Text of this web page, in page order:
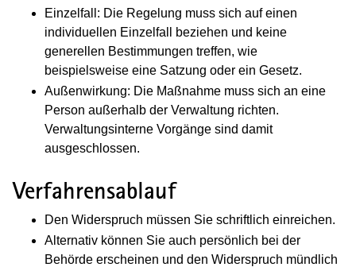
Einzelfall: Die Regelung muss sich auf einen
individuellen Einzelfall beziehen und keine
generellen Bestimmungen treffen, wie
beispielsweise eine Satzung oder ein Gesetz.
Außenwirkung: Die Maßnahme muss sich an eine
Person außerhalb der Verwaltung richten.
Verwaltungsinterne Vorgänge sind damit
ausgeschlossen.
Verfahrensablauf
Den Widerspruch müssen Sie schriftlich einreichen.
Alternativ können Sie auch persönlich bei der
Behörde erscheinen und den Widerspruch mündlich